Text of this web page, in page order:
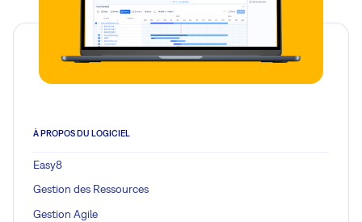
À PROPOS DU LOGICIEL
Easy8
Gestion des Ressources
Gestion Agile